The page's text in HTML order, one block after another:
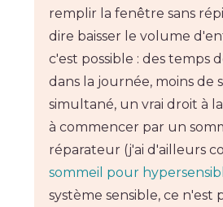
remplir la fenêtre sans
dire baisser le volume
c'est possible : des temps
dans la journée, moins de
simultané, un vrai droit à
à commencer par un
réparateur (j'ai d'ailleurs
sommeil pour
système sensible, ce n'est